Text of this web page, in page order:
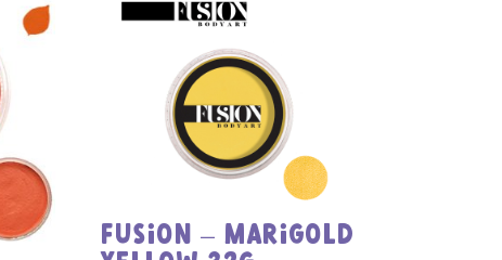
FUSION – MARIGOLD